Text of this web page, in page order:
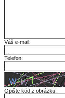
Váš e-mail:
Telefon:
Opište kód z obrázku: